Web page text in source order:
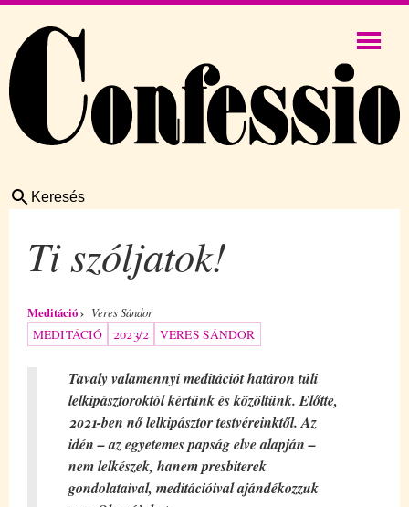
Keresés
Ti szóljatok!
Meditáció Veres Sándor
MEDITÁCIÓ 2023/2 VERES SÁNDOR
Tavaly valamennyi meditációt határon túli
lelkipásztoroktól kértünk és közöltünk. Előtte,
2021-ben nő lelkipásztor testvéreinktől. Az
idén – az egyetemes papság elve alapján –
nem lelkészek, hanem presbiterek
gondolataival, meditációival ajándékozzuk